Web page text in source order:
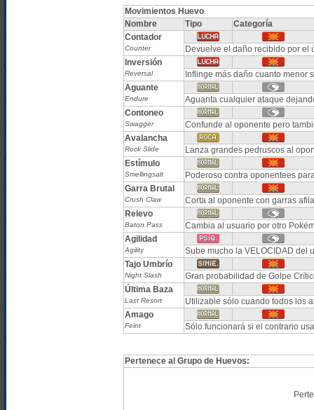
Movimientos Huevo
Nombre
Tipo
Categoría
Contador
Counter
Devuelve el daño recibido por el
Inversión
Reversal
Inflinge más daño cuanto menor
Aguante
Endure
Aguanta cualquier ataque
Contoneo
Swagger
Confunde al oponente pero
Avalancha
Rock Slide
Lanza grandes pedruscos al
Estímulo
Smellingsalt
Poderoso contra oponentees
Garra Brutal
Crush Claw
Corta al oponente con garras
Relevo
Baton Pass
Cambia al usuario por otro
Agilidad
Agility
Sube mucho la VELOCIDAD del
Tajo Umbrío
Night Slash
Gran probabilidad de Golpe
Última Baza
Last Resort
Utilizable sólo cuando todos los
Amago
Feint Sólo funcionará si el contrario
Pertenece al Grupo de Huevos: